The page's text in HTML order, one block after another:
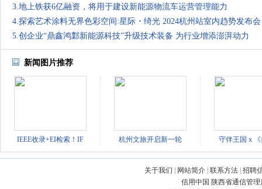
3.地上铁获6亿融资，将用于建设新能源物流车运营管理能力
4.探索艺术涂料无界色彩空间:星际・绮光 2024杭州站室内趋势发布会
5.创企业“鼎鑫鸿鄴新能源科技”升级技术装备 为行业增添澎湃动力
新闻图片推荐
IEEE收录+EI检索！IF 杭州文旅开启新一轮 守伴王国 x
关于我们 网站简介 联系方法 招聘
信用中国 陕西省通信管理